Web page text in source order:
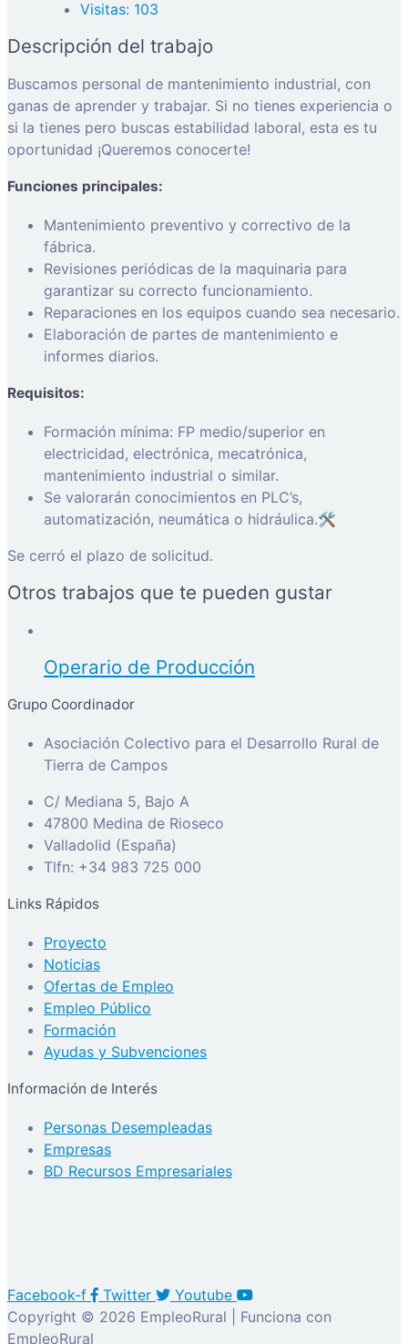
Visitas: 103
Descripción del trabajo
Buscamos personal de mantenimiento industrial, con
ganas de aprender y trabajar. Si no tienes experiencia o
si la tienes pero buscas estabilidad laboral, esta es tu
oportunidad ¡Queremos conocerte!
Funciones principales:
Mantenimiento preventivo y correctivo de la
fábrica.
Revisiones periódicas de la maquinaria para
garantizar su correcto funcionamiento.
Reparaciones en los equipos cuando sea necesario.
Elaboración de partes de mantenimiento e
informes diarios.
Requisitos:
Formación mínima: FP medio/superior en
electricidad, electrónica, mecatrónica,
mantenimiento industrial o similar.
Se valorarán conocimientos en PLC’s,
automatización, neumática o hidráulica.🛠️
Se cerró el plazo de solicitud.
Otros trabajos que te pueden gustar
Operario de Producción
Grupo Coordinador
Asociación Colectivo para el Desarrollo Rural de
Tierra de Campos
C/ Mediana 5, Bajo A
47800 Medina de Rioseco
Valladolid (España)
Tlfn: +34 983 725 000
Links Rápidos
Proyecto
Noticias
Ofertas de Empleo
Empleo Público
Formación
Ayudas y Subvenciones
Información de Interés
Personas Desempleadas
Empresas
BD Recursos Empresariales
Facebook-f Twitter
Youtube
Copyright © 2026 EmpleoRural | Funciona con
EmpleoRural